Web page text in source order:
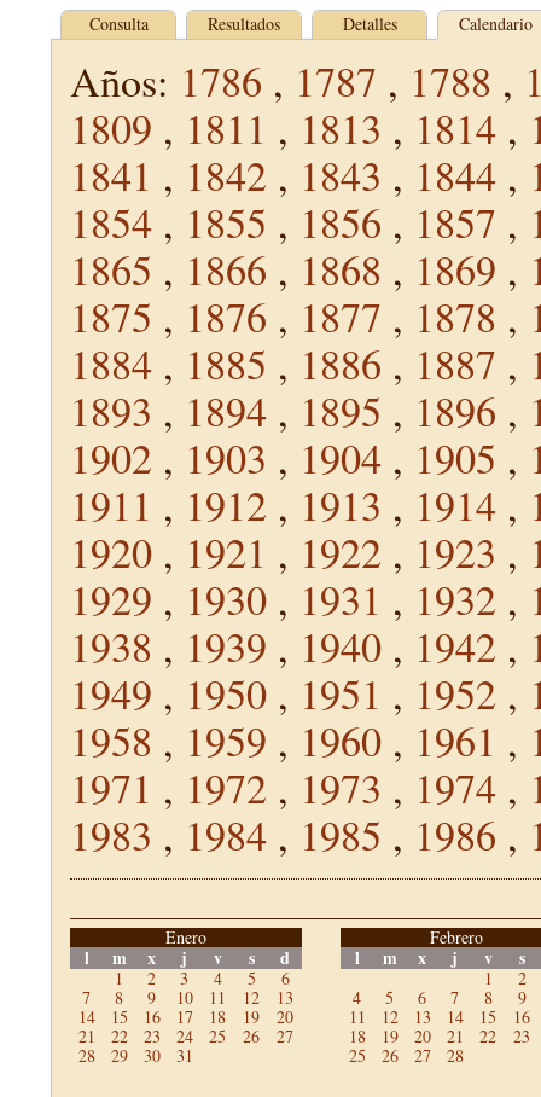
Consulta Resultados Detalles Calendario
Años: 1786 , 1787 , 1788 ,
1809 , 1811 , 1813 , 1814 ,
1841 , 1842 , 1843 , 1844 ,
1854 , 1855 , 1856 , 1857 ,
1865 , 1866 , 1868 , 1869 ,
1875 , 1876 , 1877 , 1878 ,
1884 , 1885 , 1886 , 1887 ,
1893 , 1894 , 1895 , 1896 ,
1902 , 1903 , 1904 , 1905 ,
1911 , 1912 , 1913 , 1914 ,
1920 , 1921 , 1922 , 1923 ,
1929 , 1930 , 1931 , 1932 ,
1938 , 1939 , 1940 , 1942 ,
1949 , 1950 , 1951 , 1952 ,
1958 , 1959 , 1960 , 1961 ,
1971 , 1972 , 1973 , 1974 ,
1983 , 1984 , 1985 , 1986 ,
Enero
l m x j v s d
1 2 3 4 5
6
7
8 9 10 11 12
13
14
15 16 17 18 19
20
21
22 23 24 25 26
27
28
29 30 31
Febrero
l m x j v s
1
2
4
5 6 7 8
9
11
12 13 14 15
16
18
19 20 21 22
23
25
26 27 28